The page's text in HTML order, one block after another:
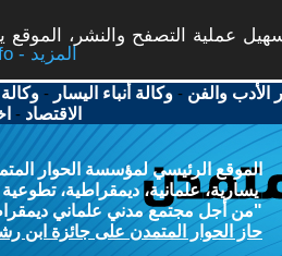
عملية التصفح والنشر،
More info - المزيد
الأدب والفن -وكالة أنباء اليسار -وكالة
الاقتصاد -
الموقع الرئيسي لمؤسسة الحوار
يسارية، علمانية، ديمقراطية،
"من أجل مجتمع مدني علماني
حاز الحوار المتمدن على جائزة ابن